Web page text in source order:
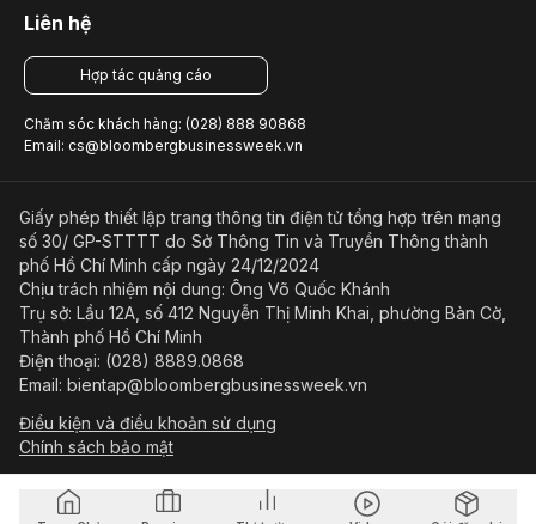
Liên hệ
Hợp tác quảng cáo
Chăm sóc khách hàng: (028) 888 90868
Email: cs@bloombergbusinessweek.vn
Giấy phép thiết lập trang thông tin điện tử tổng hợp trên mạng
số 30/ GP-STTTT do Sở Thông Tin và Truyền Thông thành
phố Hồ Chí Minh cấp ngày 24/12/2024
Chịu trách nhiệm nội dung: Ông Võ Quốc Khánh
Trụ sở: Lầu 12A, số 412 Nguyễn Thị Minh Khai, phường Bàn Cờ,
Thành phố Hồ Chí Minh
Điện thoại: (028) 8889.0868
Email: bientap@bloombergbusinessweek.vn
Điều kiện và điều khoản sử dụng
Chính sách bảo mật
© Copyright 2023-2026 Công ty Cổ phần Beacon Asia Media